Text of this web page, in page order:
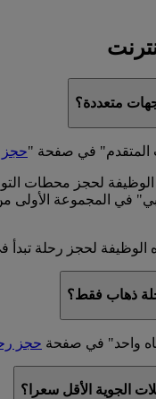
متعددة؟
المتقدم" في صفحة "حجز
الوظيفة لحجز محطات
في المجموعة
لحجز رحلة تبدأ
ذهاب فقط؟
واحد" في صفحة حجز
الجوية الأقل سعرا؟